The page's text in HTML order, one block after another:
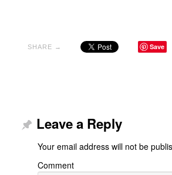
SHARE → Save
Leave a Reply
Your email address will not be
Comment